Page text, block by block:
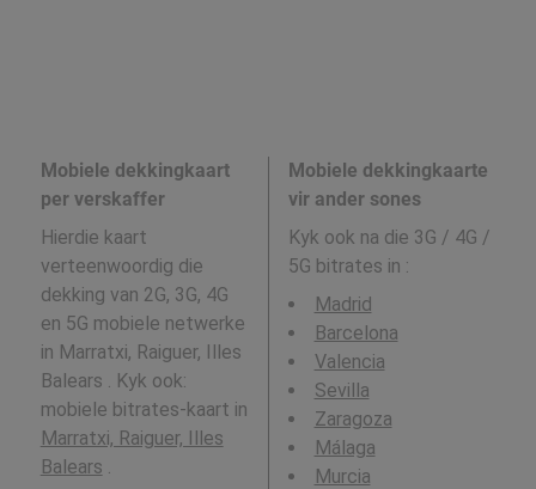
Mobiele dekkingkaart
per verskaffer
Hierdie kaart
verteenwoordig die
dekking van 2G, 3G, 4G
en 5G mobiele netwerke
in Marratxi, Raiguer, Illes
Balears . Kyk ook:
mobiele bitrates-kaart in
Marratxi, Raiguer, Illes
Balears
Mobiele dekkingkaarte
vir ander sones
Kyk ook na die 3G / 4G /
5G bitrates in :
Madrid
Barcelona
Valencia
Sevilla
Zaragoza
Málaga
Murcia